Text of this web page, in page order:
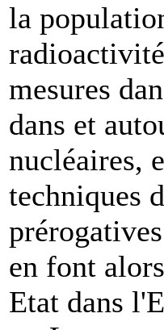
la
mesures
dans et
nucléaires,
techniques
en font
Etat dans